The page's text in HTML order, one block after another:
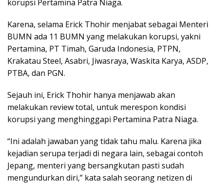
korupsi Pertamina Patra Niaga.
Karena, selama Erick Thohir menjabat sebagai Menteri
BUMN ada 11 BUMN yang melakukan korupsi, yakni
Pertamina, PT Timah, Garuda Indonesia, PTPN,
Krakatau Steel, Asabri, Jiwasraya, Waskita Karya, ASDP,
PTBA, dan PGN.
Sejauh ini, Erick Thohir hanya menjawab akan
melakukan review total, untuk merespon kondisi
korupsi yang menghinggapi Pertamina Patra Niaga.
“Ini adalah jawaban yang tidak tahu malu. Karena jika
kejadian serupa terjadi di negara lain, sebagai contoh
Jepang, menteri yang bersangkutan pasti sudah
mengundurkan diri,” kata salah seorang netizen di